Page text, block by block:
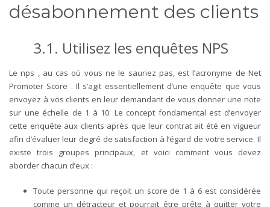
désabonnement des clients
3.1. Utilisez les enquêtes NPS
Le nps , au cas où vous ne le sauriez pas, est l’acronyme de Net
Promoter Score . Il s’agit essentiellement d’une enquête que vous
envoyez à vos clients en leur demandant de vous donner une note
sur une échelle de 1 à 10. Le concept fondamental est d’envoyer
cette enquête aux clients après que leur contrat ait été en vigueur
afin d’évaluer leur degré de satisfaction à l’égard de votre service. Il
existe trois groupes principaux, et voici comment vous devez
aborder chacun d’eux :
Toute personne qui reçoit un score de 1 à 6 est considérée
comme un détracteur et pourrait être prête à quitter votre